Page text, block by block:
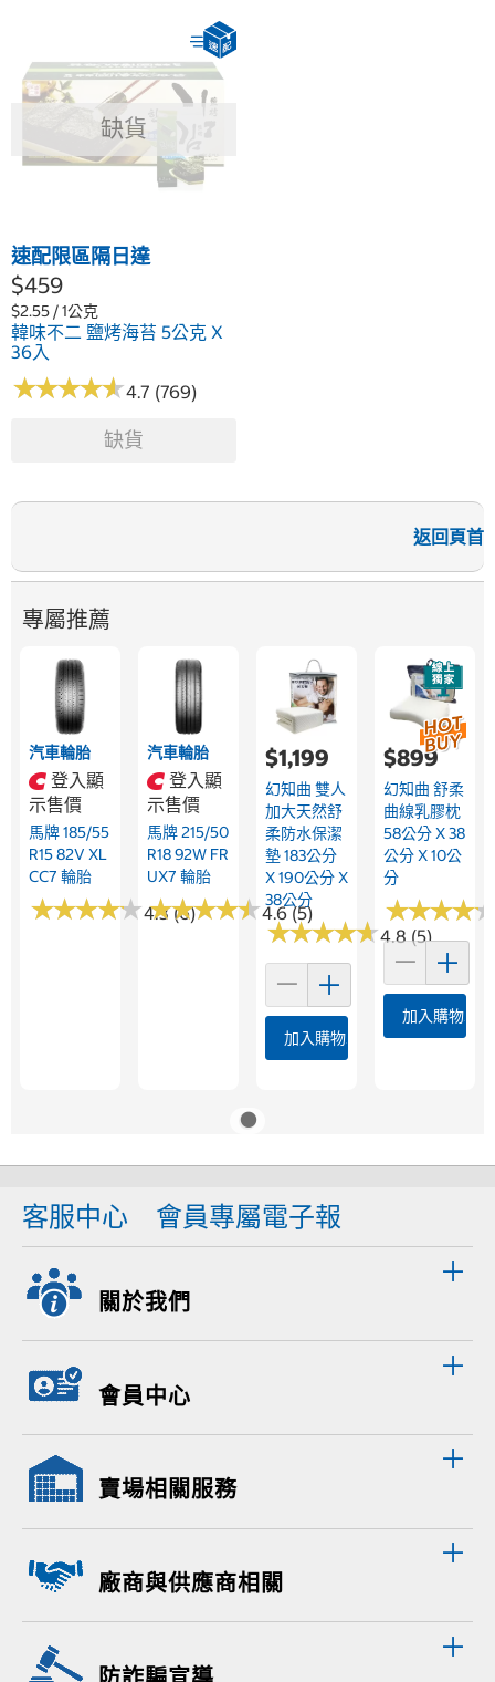
缺貨
速配限區隔日達
$459
$2.55 / 1公克
韓味不二 鹽烤海苔 5公克 X
36入
★★★★★
★★★★★4.7 (769)
缺貨
返回頁首
專屬推薦
汽車輪胎
登入顯
示售價
馬牌 185/55
R15 82V XL
CC7 輪胎
★★★★★
★★★★★4.3 (6)
汽車輪胎
登入顯
示售價
馬牌 215/50
R18 92W FR
UX7 輪胎
★★★★★
★★★★★4.6 (5)
$1,199
幻知曲 雙人
加大天然舒
柔防水保潔
墊 183公分
X 190公分 X
38公分
★★★★★
★★★★★4.8 (5)
加入購物車
$899
幻知曲 舒柔
曲線乳膠枕
58公分 X 38
公分 X 10公
分
★★★★
★★★★
加入購物車
客服中心 會員專屬電子報
關於我們
會員中心
賣場相關服務
廠商與供應商相關